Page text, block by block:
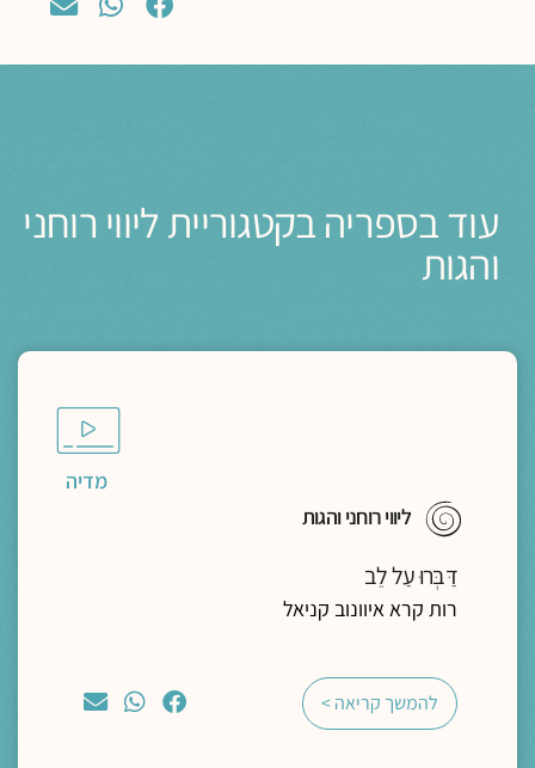
עוד בספריה בקטגוריית ליווי רוחני
והגות
מדיה
ליווי רוחני והגות
דַּבְּרוּ עַל לֵב
רות קרא איוונוב קניאל
להמשך קריאה >